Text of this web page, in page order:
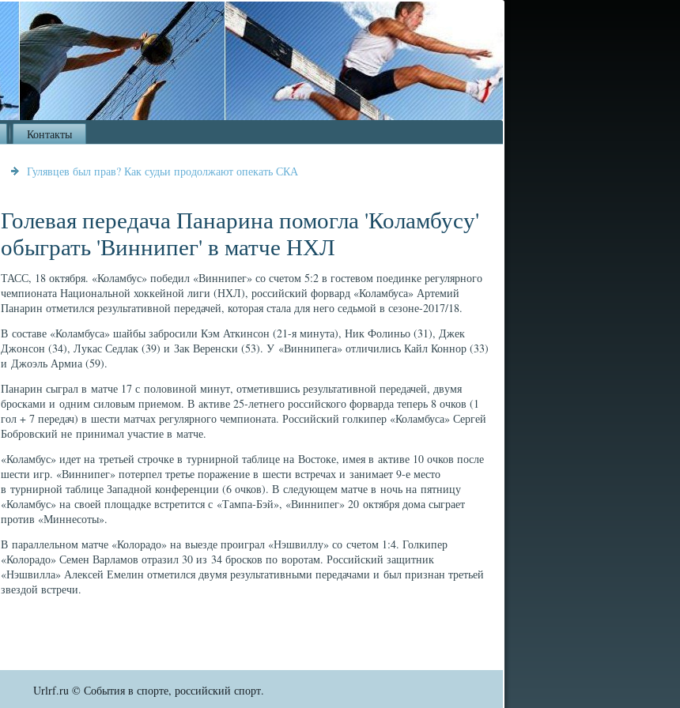
Контакты
Гулявцев был прав? Как судьи продолжают опекать СКА
Голевая передача Панарина помогла 'Коламбусу'
обыграть 'Виннипег' в матче НХЛ
ТАСС, 18 октября. «Коламбус» победил «Виннипег» со счетом 5:2 в гостевом поединке регулярного
чемпионата Национальной хоккейной лиги (НХЛ), российский форвард «Коламбуса» Артемий
Панарин отметился результативной передачей, которая стала для него седьмой в сезоне-2017/18.
В составе «Коламбуса» шайбы забросили Кэм Аткинсон (21-я минута), Ник Фолиньо (31), Джек
Джонсон (34), Лукас Седлак (39) и Зак Веренски (53). У «Виннипега» отличились Кайл Коннор (33)
и Джоэль Армиа (59).
Панарин сыграл в матче 17 с половиной минут, отметившись результативной передачей, двумя
бросками и одним силовым приемом. В активе 25-летнего российского форварда теперь 8 очков (1
гол + 7 передач) в шести матчах регулярного чемпионата. Российский голкипер «Коламбуса» Сергей
Бобровский не принимал участие в матче.
«Коламбус» идет на третьей строчке в турнирной таблице на Востоке, имея в активе 10 очков после
шести игр. «Виннипег» потерпел третье поражение в шести встречах и занимает 9-е место
в турнирной таблице Западной конференции (6 очков). В следующем матче в ночь на пятницу
«Коламбус» на своей площадке встретится с «Тампа-Бэй», «Виннипег» 20 октября дома сыграет
против «Миннесоты».
В параллельном матче «Колорадо» на выезде проиграл «Нэшвиллу» со счетом 1:4. Голкипер
«Колорадо» Семен Варламов отразил 30 из 34 бросков по воротам. Российский защитник
«Нэшвилла» Алексей Емелин отметился двумя результативными передачами и был признан третьей
звездой встречи.
Urlrf.ru © События в спорте, российский спорт.